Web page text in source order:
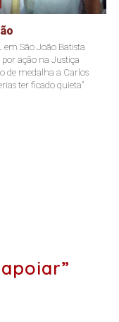
em São João Batista
ação na Justiça
de medalha a Carlos
ter ficado quieta"